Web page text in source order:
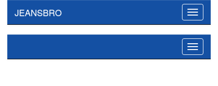
Toggle
JEANSBRO
Toggle